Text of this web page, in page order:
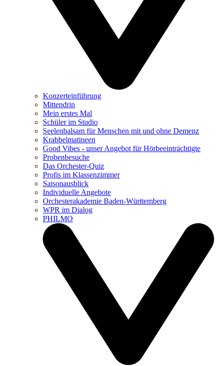
Konzerteinführung
Mittendrin
Mein erstes Mal
Schüler im Studio
Seelenbalsam für Menschen mit und ohne Demenz
Krabbelmatineen
Good Vibes - unser Angebot für Hörbeeinträchtigte
Probenbesuche
Das Orchester-Quiz
Profis im Klassenzimmer
Saisonausblick
Individuelle Angebote
Orchesterakademie Baden-Württemberg
WPR im Dialog
PHILMO